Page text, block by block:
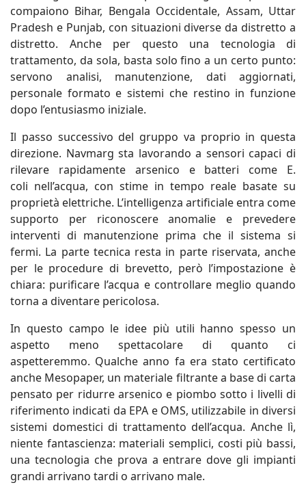
compaiono Bihar, Bengala Occidentale, Assam, Uttar
Pradesh e Punjab, con situazioni diverse da distretto a
distretto. Anche per questo una tecnologia di
trattamento, da sola, basta solo fino a un certo punto:
servono analisi, manutenzione, dati aggiornati,
personale formato e sistemi che restino in funzione
dopo l’entusiasmo iniziale.
Il passo successivo del gruppo va proprio in questa
direzione. Navmarg sta lavorando a sensori capaci di
rilevare rapidamente arsenico e batteri come E.
coli nell’acqua, con stime in tempo reale basate su
proprietà elettriche. L’intelligenza artificiale entra come
supporto per riconoscere anomalie e prevedere
interventi di manutenzione prima che il sistema si
fermi. La parte tecnica resta in parte riservata, anche
per le procedure di brevetto, però l’impostazione è
chiara: purificare l’acqua e controllare meglio quando
torna a diventare pericolosa.
In questo campo le idee più utili hanno spesso un
aspetto meno spettacolare di quanto ci
aspetteremmo. Qualche anno fa era stato certificato
anche Mesopaper, un materiale filtrante a base di carta
pensato per ridurre arsenico e piombo sotto i livelli di
riferimento indicati da EPA e OMS, utilizzabile in diversi
sistemi domestici di trattamento dell’acqua. Anche lì,
niente fantascienza: materiali semplici, costi più bassi,
una tecnologia che prova a entrare dove gli impianti
grandi arrivano tardi o arrivano male.